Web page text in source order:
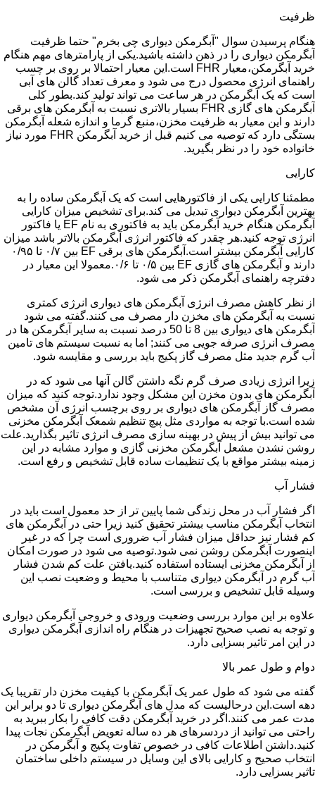
ظرفیت
هنگام پرسیدن سوال "آبگرمکن دیواری چی بخرم" حتما ظرفیت
آبگرمکن دیواری را در ذهن داشته باشید.یکی از پارامترهای مهم هنگام
خرید آبگرمکن،معیار FHR است.این معیار احتمالا بر روی بر چسب
راهنمای انرژی محصول درج می شود و معرف تعداد گالن های آبی
است که یک آبگرمکن در هر ساعت می تواند تولید کند.بطور کلی
آبگرمکن های گازی FHR بسیار بالاتری نسبت به آبگرمکن های برقی
دارند و این معیار به ظرفیت مخزن،منبع گرما و اندازه شعله آبگرمکن
بستگی دارد که توصیه می کنیم قبل از خرید آبگرمکن FHR مورد نیاز
خانواده خود را در نظر بگیرید.
کارایی
مطمئنا کارایی یکی از فاکتورهایی است که یک آبگرمکن ساده را به
بهترین آبگرمکن دیواری تبدیل می کند.برای تشخیص میزان کارایی
آبگرمکن هنگام خرید آبگرمکن باید به فاکتوری به نام EF یا فاکتور
انرژی توجه کنید.هر چقدر که فاکتور انرژی آبگرمکن بالاتر باشد میزان
کارایی آبگرمکن بیشتر است.آبگرمکن های برقی EF بین ۰/۷ تا ۰/۹۵
دارند و آبگرمکن های گازی EF بین ۰/۵ تا ۰/۶.معمولا این معیار در
دفترچه راهنمای آبگرمکن ذکر می شود.
از نظر کاهش مصرف انرژی آبگرمکن های دیواری انرژی کمتری
نسبت به آبگرمکن های مخزن دار مصرف می کنند.گفته می شود
آبگرمکن های دیواری بین 8 تا 50 درصد نسبت به سایر آبگرمکن ها در
مصرف انرژی صرفه جویی می کنند; اما به نسبت سیستم های تامین
آب گرم جدید مثل مصرف گاز پکیج باید بررسی و مقایسه شود.
زیرا انرژی زیادی صرف گرم نگه داشتن گالن آنها می شود که در
آبگرمکن های بدون مخزن این مشکل وجود ندارد.توجه کنید که میزان
مصرف گاز آبگرمکن های دیواری بر روی برچسب انرژی آن مشخص
شده است.با توجه به مواردی مثل پیچ تنظیم شمعک آبگرمکن مخزنی
می توانید بیش از پیش در بهینه سازی مصرف انرژی تاثیر بگذارید.علت
روشن نشدن مشعل آبگرمکن مخزنی گازی و موارد مشابه در این
زمینه بیشتر مواقع با یک تنظیمات ساده قابل تشخیص و رفع است.
فشار آب
اگر فشار آب در محل زندگی شما پایین تر از حد معمول است باید در
انتخاب آبگرمکن مناسب بیشتر تحقیق کنید زیرا حتی در آبگرمکن های
کم فشار نیز حداقل میزان فشار آب ضروری است چرا که در غیر
اینصورت آبگرمکن روشن نمی شود.توصیه می شود در صورت امکان
از آبگرمکن مخزنی ایستاده استفاده کنید.یافتن علت کم شدن فشار
آب گرم در آبگرمکن دیواری متناسب با محیط و وضعیت نصب این
وسیله قابل تشخیص و بررسی است.
علاوه بر این موارد بررسی وضعیت ورودی و خروجی آبگرمکن دیواری
و توجه به نصب صحیح تجهیزات در هنگام راه اندازی آبگرمکن دیواری
در این امر تاثیر بسزایی دارد.
دوام و طول عمر بالا
گفته می شود که طول عمر یک آبگرمکن با کیفیت مخزن دار تقریبا یک
دهه است.این درحالیست که مدل های آبگرمکن دیواری تا دو برابر این
مدت عمر می کنند.اگر در خرید آبگرمکن دقت کافی را بکار ببرید به
راحتی می توانید از دردسرهای هر ده ساله تعویض آبگرمکن نجات پیدا
کنید.داشتن اطلاعات کافی در خصوص تفاوت پکیج و آبگرمکن در
انتخاب صحیح و کارایی بالای این وسایل در سیستم داخلی ساختمان
تاثیر بسزایی دارد.